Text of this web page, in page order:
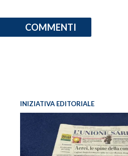
COMMENTI
INIZIATIVA EDITORIALE